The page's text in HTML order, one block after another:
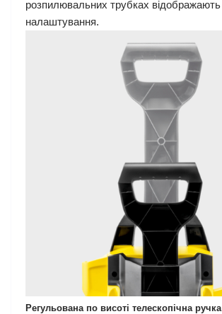
розпилювальних трубках відображають
налаштування.
Регульована по висоті телескопічна ручка